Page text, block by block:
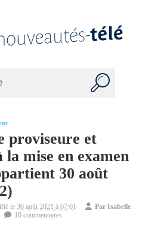
proviseure et
mise en examen
30 août
le30 août 2021 à 07:01 ParIsabelle
10 commentaires